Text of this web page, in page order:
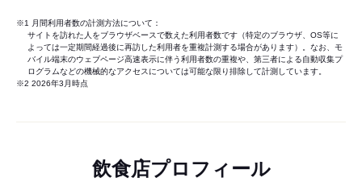
※1 月間利用者数の計測方法について：
サイトを訪れた人をブラウザベースで数えた利用者数です（特定のブラウザ、OS等に
よっては一定期間経過後に再訪した利用者を重複計測する場合があります）。なお、モ
バイル端末のウェブページ高速表示に伴う利用者数の重複や、第三者による自動収集プ
ログラムなどの機械的なアクセスについては可能な限り排除して計測しています。
※2 2026年3月時点
飲食店プロフィール